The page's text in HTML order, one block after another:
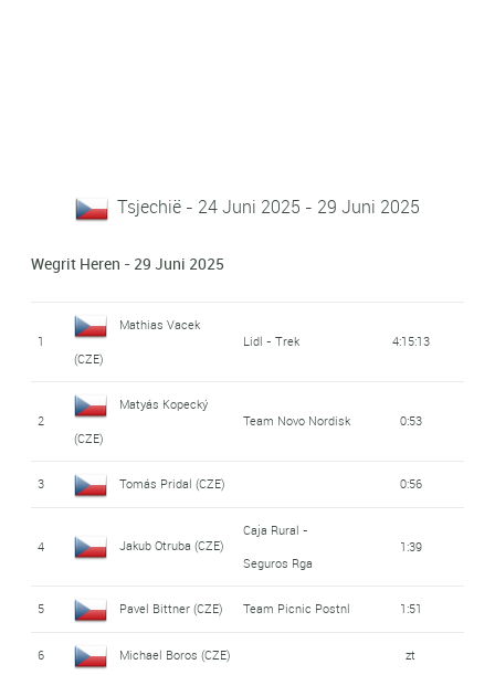
Tsjechië - 24 Juni 2025 - 29 Juni 2025
Wegrit Heren - 29 Juni 2025
1
Mathias Vacek
(CZE)
Lidl - Trek 4:15:13
2
Matyás Kopecký
(CZE)
Team Novo Nordisk 0:53
3 Tomás Pridal (CZE) 0:56
4 Jakub Otruba (CZE)
Caja Rural -
Seguros Rga
1:39
5 Pavel Bittner (CZE) Team Picnic Postnl 1:51
6 Michael Boros (CZE) zt